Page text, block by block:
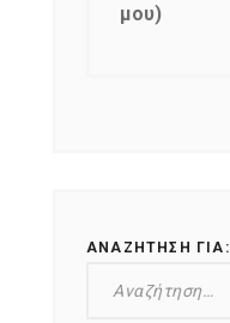
μου)
ΑΝΑΖΉΤΗΣΗ ΓΙΑ: